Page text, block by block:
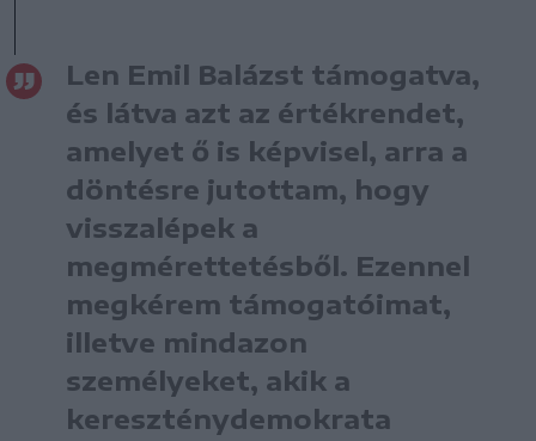
Len Emil Balázst támogatva,
és látva azt az értékrendet,
amelyet ő is képvisel, arra a
döntésre jutottam, hogy
visszalépek a
megmérettetésből. Ezennel
megkérem támogatóimat,
illetve mindazon
személyeket, akik a
kereszténydemokrata